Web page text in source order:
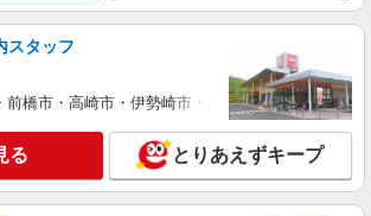
スタッフ
前橋市・高崎市・伊勢崎市・太田市・館林市・藤
る とりあえずキープ